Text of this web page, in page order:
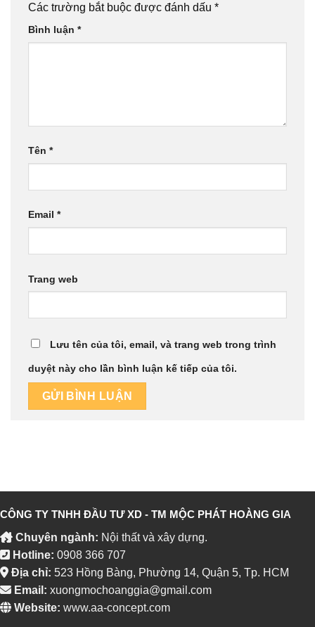
Các trường bắt buộc được đánh dấu *
Bình luận *
Tên *
Email *
Trang web
Lưu tên của tôi, email, và trang web trong trình
duyệt này cho lần bình luận kế tiếp của tôi.
CÔNG TY TNHH ĐẦU TƯ XD - TM MỘC PHÁT HOÀNG GIA
Chuyên ngành: Nội thất và xây dựng.
Hotline: 0908 366 707
Địa chỉ: 523 Hồng Bàng, Phường 14, Quận 5, Tp. HCM
Email: xuongmochoanggia@gmail.com
Website: www.aa-concept.com